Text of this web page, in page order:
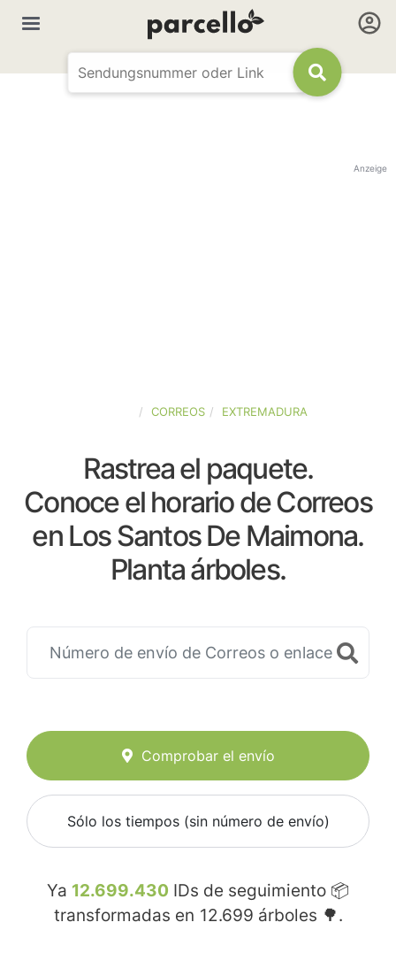
Anzeige
CORREOS EXTREMADURA
Rastrea el paquete.
Conoce el horario de Correos
en Los Santos De Maimona.
Planta árboles.
Comprobar el envío
Sólo los tiempos (sin número de envío)
Ya 12.699.430 IDs de seguimiento 📦
transformadas en 12.699 árboles 🌳.